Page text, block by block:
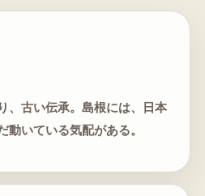
、古い伝承。島根には、日本
いている気配がある。